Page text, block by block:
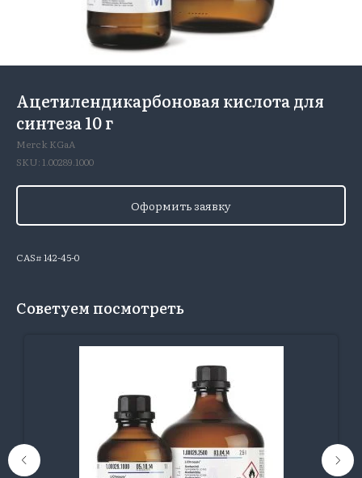
Ацетилендикарбоновая кислота для
синтеза 10 г
Merck KGaA
SKU: 1.00289.1000
Оформить заявку
CAS# 142-45-0
Советуем посмотреть